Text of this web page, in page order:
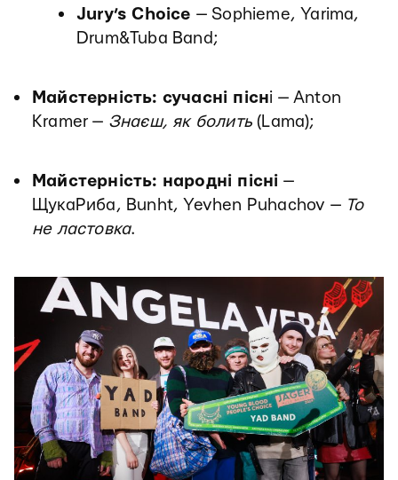
Jury’s Choice — Sophieme, Yarima,
Drum&Tuba Band;
Майстерність: сучасні пісні — Anton
Kramer — Знаєш, як болить (Lama);
Майстерність: народні пісні —
ЩукаРиба, Bunht, Yevhen Puhachov — То
не ластовка.